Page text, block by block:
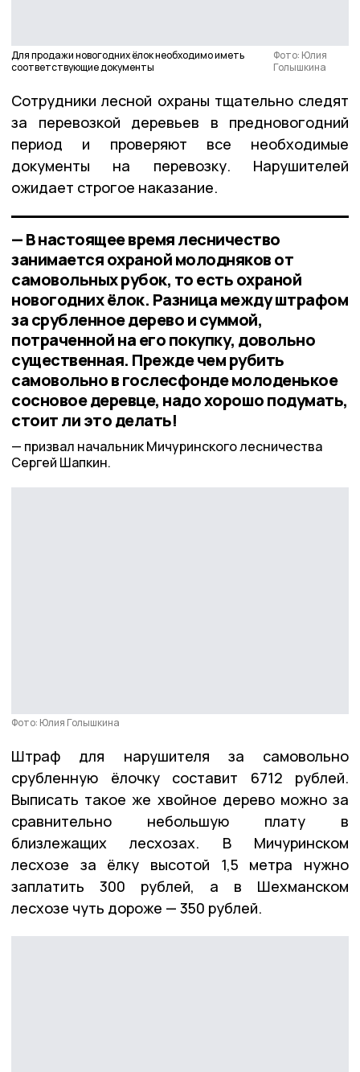
Для продажи новогодних ёлок необходимо иметь
соответствующие документы
Фото: Юлия
Голышкина
Сотрудники лесной охраны тщательно следят
за перевозкой деревьев в предновогодний
период и проверяют все необходимые
документы на перевозку. Нарушителей
ожидает строгое наказание.
— В настоящее время лесничество
занимается охраной молодняков от
самовольных рубок, то есть охраной
новогодних ёлок. Разница между штрафом
за срубленное дерево и суммой,
потраченной на его покупку, довольно
существенная. Прежде чем рубить
самовольно в гослесфонде молоденькое
сосновое деревце, надо хорошо подумать,
стоит ли это делать!
призвал начальник Мичуринского лесничества
Сергей Шапкин.
Фото: Юлия Голышкина
Штраф для нарушителя за самовольно
срубленную ёлочку составит 6712 рублей.
Выписать такое же хвойное дерево можно за
сравнительно небольшую плату в
близлежащих лесхозах. В Мичуринском
лесхозе за ёлку высотой 1,5 метра нужно
заплатить 300 рублей, а в Шехманском
лесхозе чуть дороже — 350 рублей.